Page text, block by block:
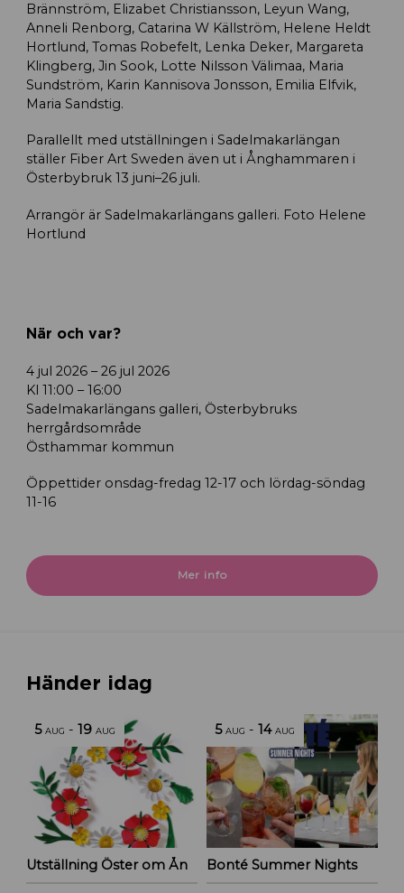
Brännström, Elizabet Christiansson, Leyun Wang,
Anneli Renborg, Catarina W Källström, Helene Heldt
Hortlund, Tomas Robefelt, Lenka Deker, Margareta
Klingberg, Jin Sook, Lotte Nilsson Välimaa, Maria
Sundström, Karin Kannisova Jonsson, Emilia Elfvik,
Maria Sandstig.
Parallellt med utställningen i Sadelmakarlängan
ställer Fiber Art Sweden även ut i Ånghammaren i
Österbybruk 13 juni–26 juli.
Arrangör är Sadelmakarlängans galleri. Foto Helene
Hortlund
När och var?
4 jul 2026 – 26 jul 2026
Kl 11:00 – 16:00
Sadelmakarlängans galleri, Österbybruks
herrgårdsområde
Östhammar kommun
Öppettider onsdag-fredag 12-17 och lördag-söndag
11-16
Mer info
Händer idag
5 AUG -19 AUG
Utställning Öster om Ån
5 AUG -14 AUG
Bonté Summer Nights